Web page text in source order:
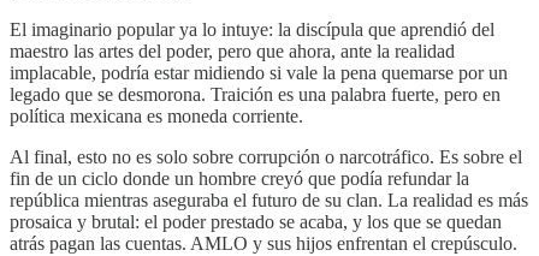
El imaginario popular ya lo intuye: la discípula que aprendió del
maestro las artes del poder, pero que ahora, ante la realidad
implacable, podría estar midiendo si vale la pena quemarse por un
legado que se desmorona. Traición es una palabra fuerte, pero en
política mexicana es moneda corriente.
Al final, esto no es solo sobre corrupción o narcotráfico. Es sobre el
fin de un ciclo donde un hombre creyó que podía refundar la
república mientras aseguraba el futuro de su clan. La realidad es más
prosaica y brutal: el poder prestado se acaba, y los que se quedan
atrás pagan las cuentas. AMLO y sus hijos enfrentan el crepúsculo.